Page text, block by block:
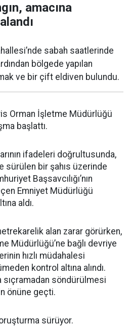
amacına
sabah saatlerinde
bölgede yapılan
ve bir çift eldiven bulundu.
Orman İşletme Müdürlüğü
başlattı.
ifadeleri doğrultusunda,
sürülen bir şahıs üzerinde
Başsavcılığı’nın
Emniyet Müdürlüğü
aldı.
alan zarar görürken,
Müdürlüğü’ne bağlı devriye
hızlı müdahalesi
kontrol altına alındı.
sıçramadan söndürülmesi
önüne geçti.
sürüyor.